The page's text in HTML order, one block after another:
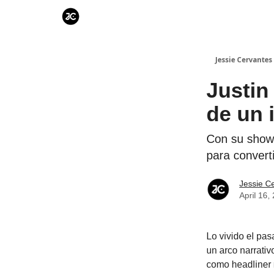
Jessie
Justin
de un
Con su
para
Jessie
April 16,
Lo vivido el
un arco
como headliner